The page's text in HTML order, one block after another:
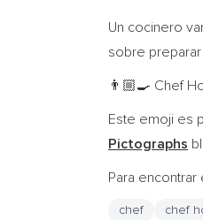
Un cocinero
sobre
👨🏼‍🍳 Chef
Este emoji es
Pictographs
Para
chef chef